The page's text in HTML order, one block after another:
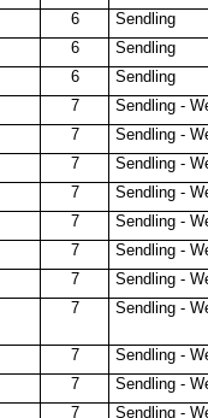
6
Sendling
6
Sendling
6
Sendling
7
Sendling -
7
Sendling -
7
Sendling -
7
Sendling -
7
Sendling -
7
Sendling -
7
Sendling -
7 Sendling -
7
Sendling -
7
Sendling -
7
Sendling -